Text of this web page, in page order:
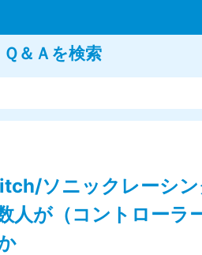
Ｑ＆Ａを検索
ソニックレーシ
人が（コントロー